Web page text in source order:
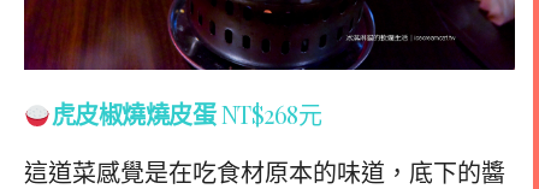
虎皮椒燒燒皮蛋NT$268元
這道菜感覺是在吃食材原本的味道，底下的醬